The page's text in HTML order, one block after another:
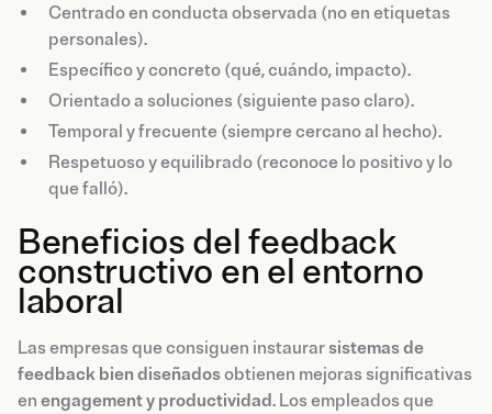
Centrado en conducta observada (no en etiquetas
personales).
Específico y concreto (qué, cuándo, impacto).
Orientado a soluciones (siguiente paso claro).
Temporal y frecuente (siempre cercano al hecho).
Respetuoso y equilibrado (reconoce lo positivo y lo
que falló).
Beneficios del feedback
constructivo en el entorno
laboral
Las empresas que consiguen instaurarsistemas de
feedback bien diseñadosobtienen mejoras significativas
en engagement y productividad. Los empleados que